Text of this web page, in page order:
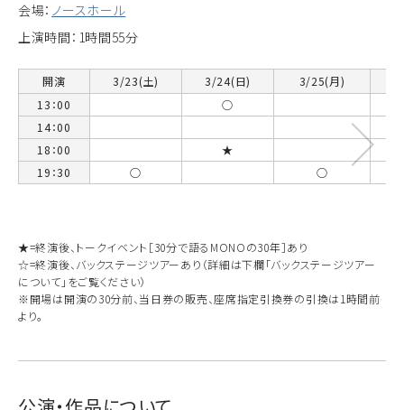
会場： ノースホール
上演時間：1時間55分
開演 3/23(土) 3/24(日) 3/25(月)
13：00
○
14：00
18：00
★
19：30
○ ○
★=終演後、トークイベント［30分で語るMONOの30年］あり
☆=終演後、バックステージツアーあり（詳細は下欄「バックステージツアー
について」をご覧ください）
※開場は開演の30分前、当日券の販売、座席指定引換券の引換は1時間前
より。